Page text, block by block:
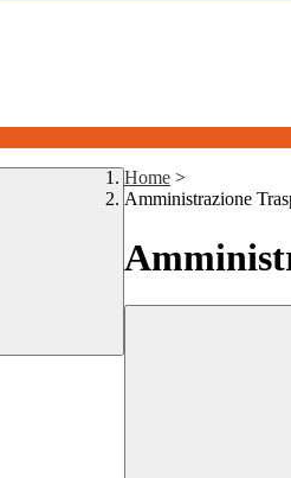
Home >
Amministrazione